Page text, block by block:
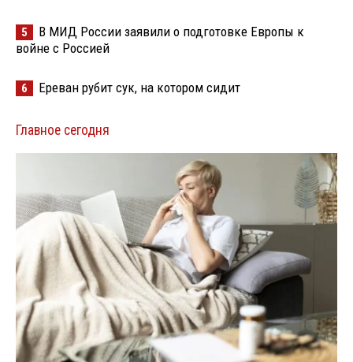
5
В МИД России заявили о подготовке Европы к
войне с Россией
6 Ереван рубит сук, на котором сидит
Главное сегодня